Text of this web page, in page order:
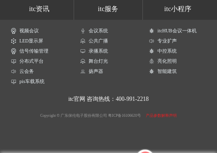
itc资讯 itc服务 itc小程序
视频会议 会议系统
itcHUB会议一体机
LED显示屏
公共广播
专业扩声
信号传输管理
录播系统
中控系统
分布式平台
舞台灯光
亮化照明
云会务
扬声器
智能建筑
pis车载系统
itc官网 咨询热线：400-991-2218
Copyright © 广东保伦电子股份有限公司 粤ICP备16106620号 产品参数解释声明